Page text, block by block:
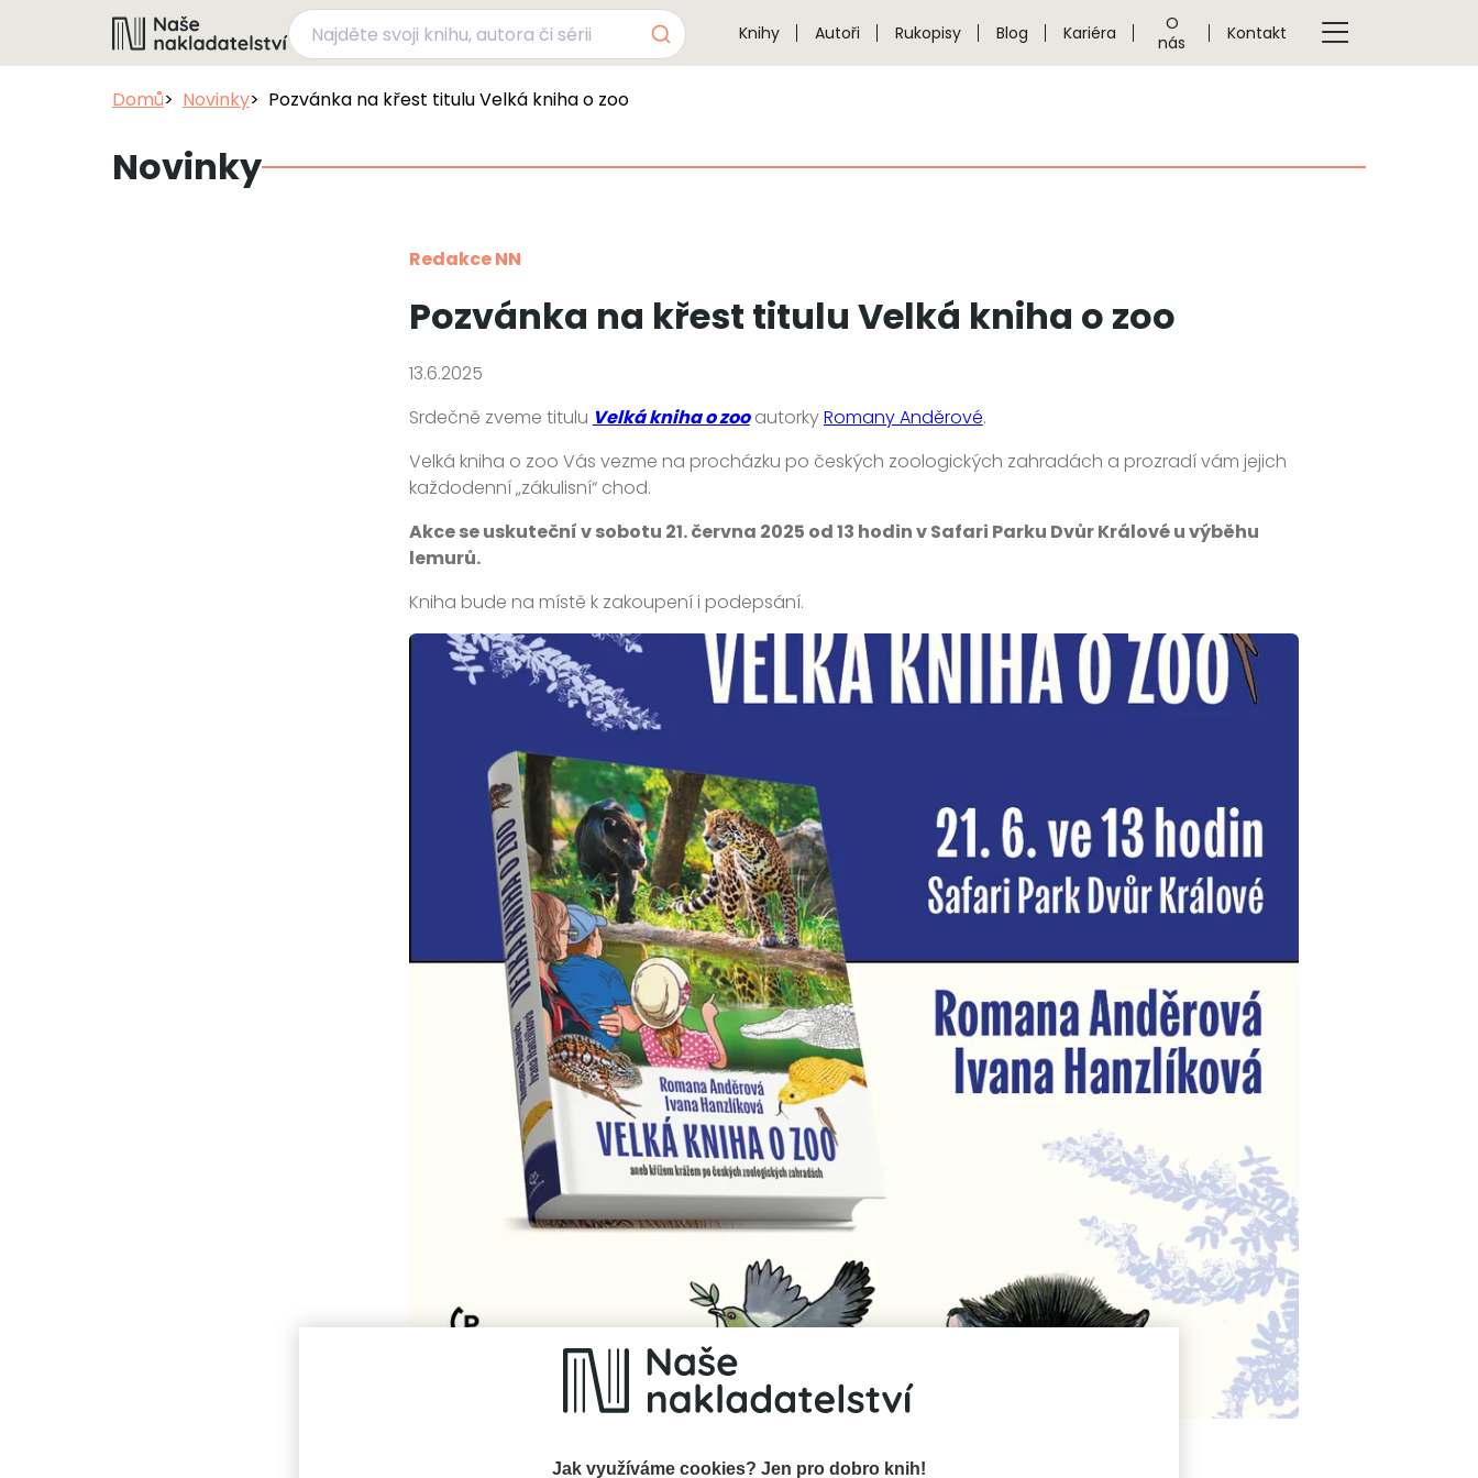
Jak využíváme cookies? Jen pro dobro knih!
Knihy Autoři Rukopisy Blog Kariéra
O
nás
Kontakt
Domů Novinky Pozvánka na křest titulu Velká kniha o zoo
Novinky
Redakce NN
Pozvánka na křest titulu Velká kniha o zoo
13.6.2025
Srdečně zveme titulu Velká kniha o zooautorkyRomany Anděrové.
Velká kniha o zoo Vás vezme na procházku po českých zoologických zahradách a prozradí vám jejich
každodenní „zákulisní“ chod.
Akce se uskuteční v sobotu 21. června 2025 od 13 hodin v Safari Parku Dvůr Králové u výběhu
lemurů.
Kniha bude na místě k zakoupení i podepsání.